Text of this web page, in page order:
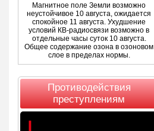
Магнитное поле Земли возможно
неустойчивое 10 августа, ожидается
спокойное 11 августа. Ухудшение
условий КВ-радиосвязи возможно в
отдельные часы суток 10 августа.
Общее содержание озона в озоновом
слое в пределах нормы.
Противодействия
преступлениям